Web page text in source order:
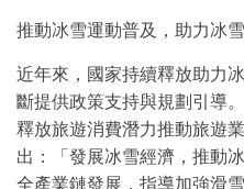
推動冰雪運動普及，助力冰
近年來，國家持續釋放助力
斷提供政策支持與規劃引導
釋放旅遊消費潛力推動旅遊
出：「發展冰雪經濟，推動
全產業鏈發展，指導加強滑